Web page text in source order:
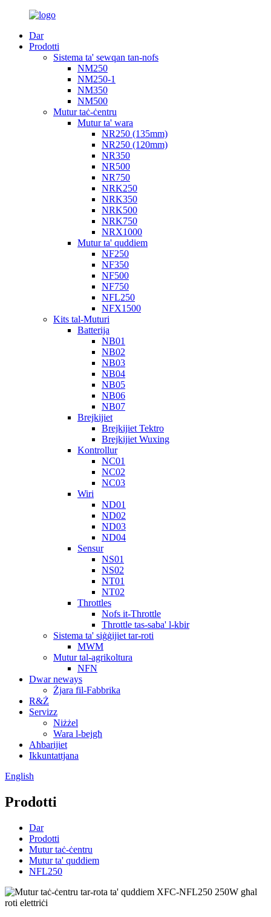
Dar
Prodotti
Sistema ta' sewqan tan-nofs
NM250
NM250-1
NM350
NM500
Mutur taċ-ċentru
Mutur ta' wara
NR250 (135mm)
NR250 (120mm)
NR350
NR500
NR750
NRK250
NRK350
NRK500
NRK750
NRX1000
Mutur ta' quddiem
NF250
NF350
NF500
NF750
NFL250
NFX1500
Kits tal-Muturi
Batterija
NB01
NB02
NB03
NB04
NB05
NB06
NB07
Brejkijiet
Brejkijiet Tektro
Brejkijiet Wuxing
Kontrollur
NC01
NC02
NC03
Wiri
ND01
ND02
ND03
ND04
Sensur
NS01
NS02
NT01
NT02
Throttles
Nofs it-Throttle
Throttle tas-saba' l-kbir
Sistema ta' siġġijiet tar-roti
MWM
Mutur tal-agrikoltura
NFN
Dwar neways
Żjara fil-Fabbrika
R&Ż
Servizz
Niżżel
Wara l-bejgħ
Aħbarijiet
Ikkuntattjana
English
Prodotti
Dar
Prodotti
Mutur taċ-ċentru
Mutur ta' quddiem
NFL250